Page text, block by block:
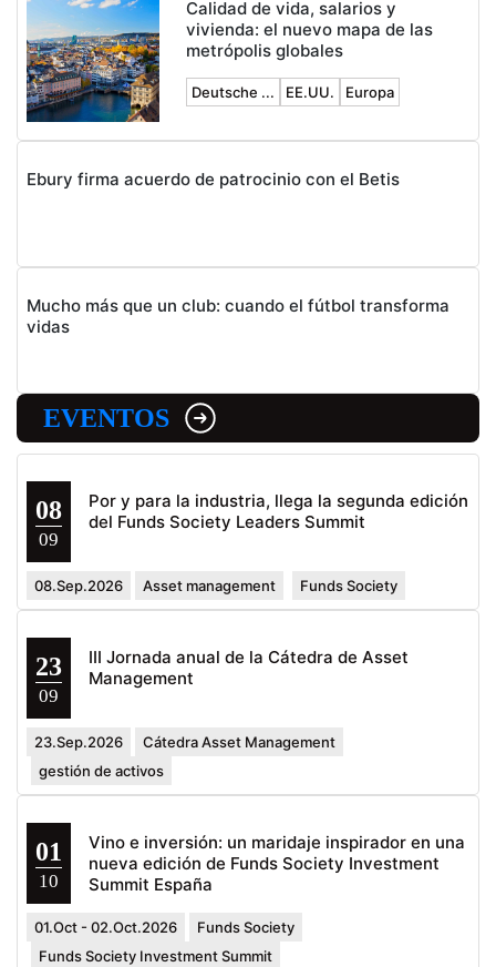
Calidad de vida, salarios y
vivienda: el nuevo mapa de las
metrópolis globales
Deutsche ... EE.UU. Europa
Ebury firma acuerdo de patrocinio con el Betis
Mucho más que un club: cuando el fútbol transforma
vidas
EVENTOS
08
09
Por y para la industria, llega la segunda edición
del Funds Society Leaders Summit
08.Sep.2026 Asset management Funds Society
23
09
III Jornada anual de la Cátedra de Asset
Management
23.Sep.2026
Cátedra Asset Management
gestión de activos
01
10
Vino e inversión: un maridaje inspirador en una
nueva edición de Funds Society Investment
Summit España
01.Oct - 02.Oct.2026
Funds Society
Funds Society Investment Summit